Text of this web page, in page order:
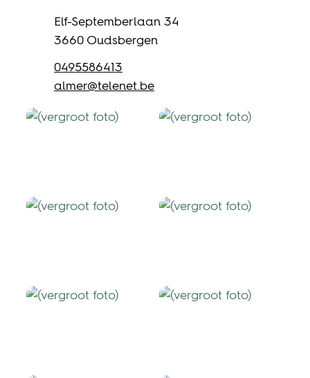
AdresElf-Septemberlaan 34
,3660 Oudsbergen
0495586413
E-mailalmer@telenet.be